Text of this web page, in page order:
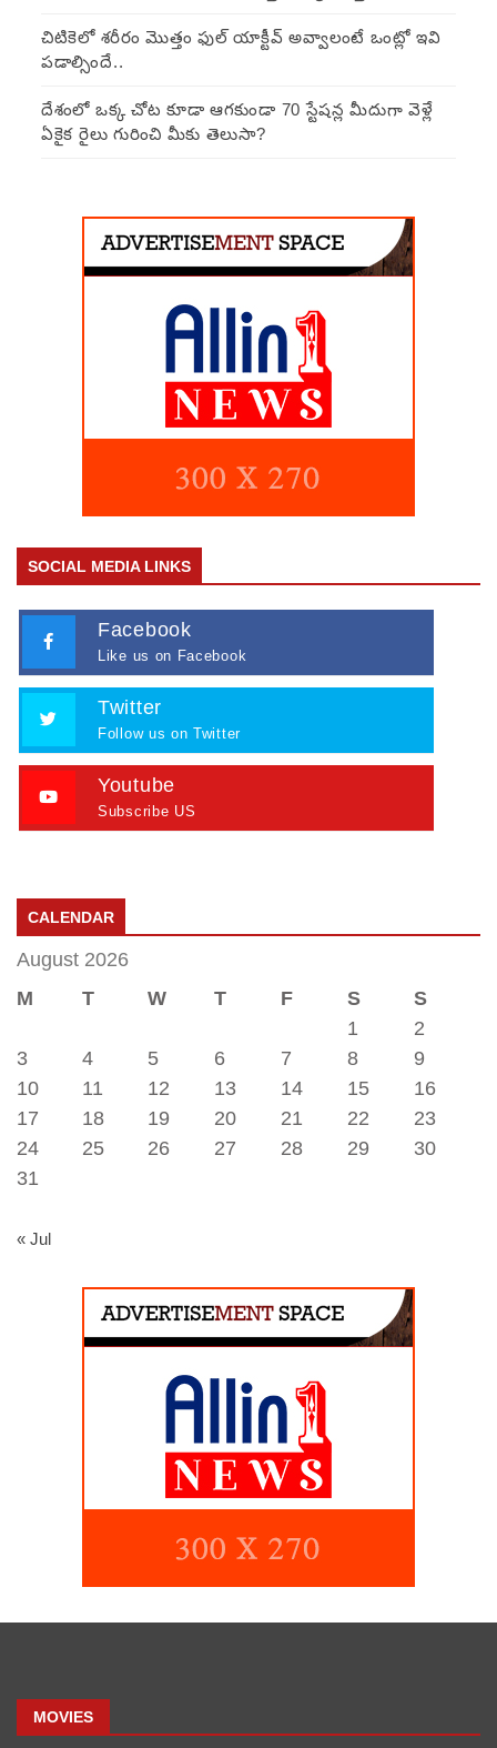
చిటికెలో శరీరం మొత్తం ఫుల్ యాక్టీవ్ అవ్వాలంటే ఒంట్లో ఇవి
పడాల్సిందే..
దేశంలో ఒక్క చోట కూడా ఆగకుండా 70 స్టేషన్ల మీదుగా వెళ్లే
ఏకైక రైలు గురించి మీకు తెలుసా?
SOCIAL MEDIA LINKS
Facebook
Like us on Facebook
Twitter
Follow us on Twitter
Youtube
Subscribe US
CALENDAR
August 2026
M
T W T F S
S
1
2
3
4 5 6 7 8
9
10
11 12 13 14 15
16
17
18 19 20 21 22
23
24
25 26 27 28 29
30
31
« Jul
MOVIES